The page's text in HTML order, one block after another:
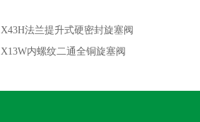
X43H法兰提升式硬密封旋塞阀
X13W内螺纹二通全铜旋塞阀